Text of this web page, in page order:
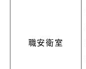
職安衛室